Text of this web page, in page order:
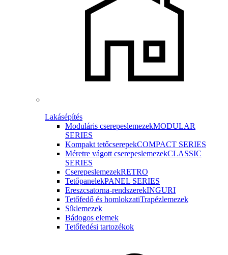
Lakásépítés
Moduláris cserepeslemezekMODULAR
SERIES
Kompakt tetőcserepekCOMPACT SERIES
Méretre vágott cserepeslemezekCLASSIC
SERIES
CserepeslemezekRETRO
TetőpanelekPANEL SERIES
Ereszcsatorna-rendszerekINGURI
Tetőfedő és homlokzatiTrapézlemezek
Síklemezek
Bádogos elemek
Tetőfedési tartozékok